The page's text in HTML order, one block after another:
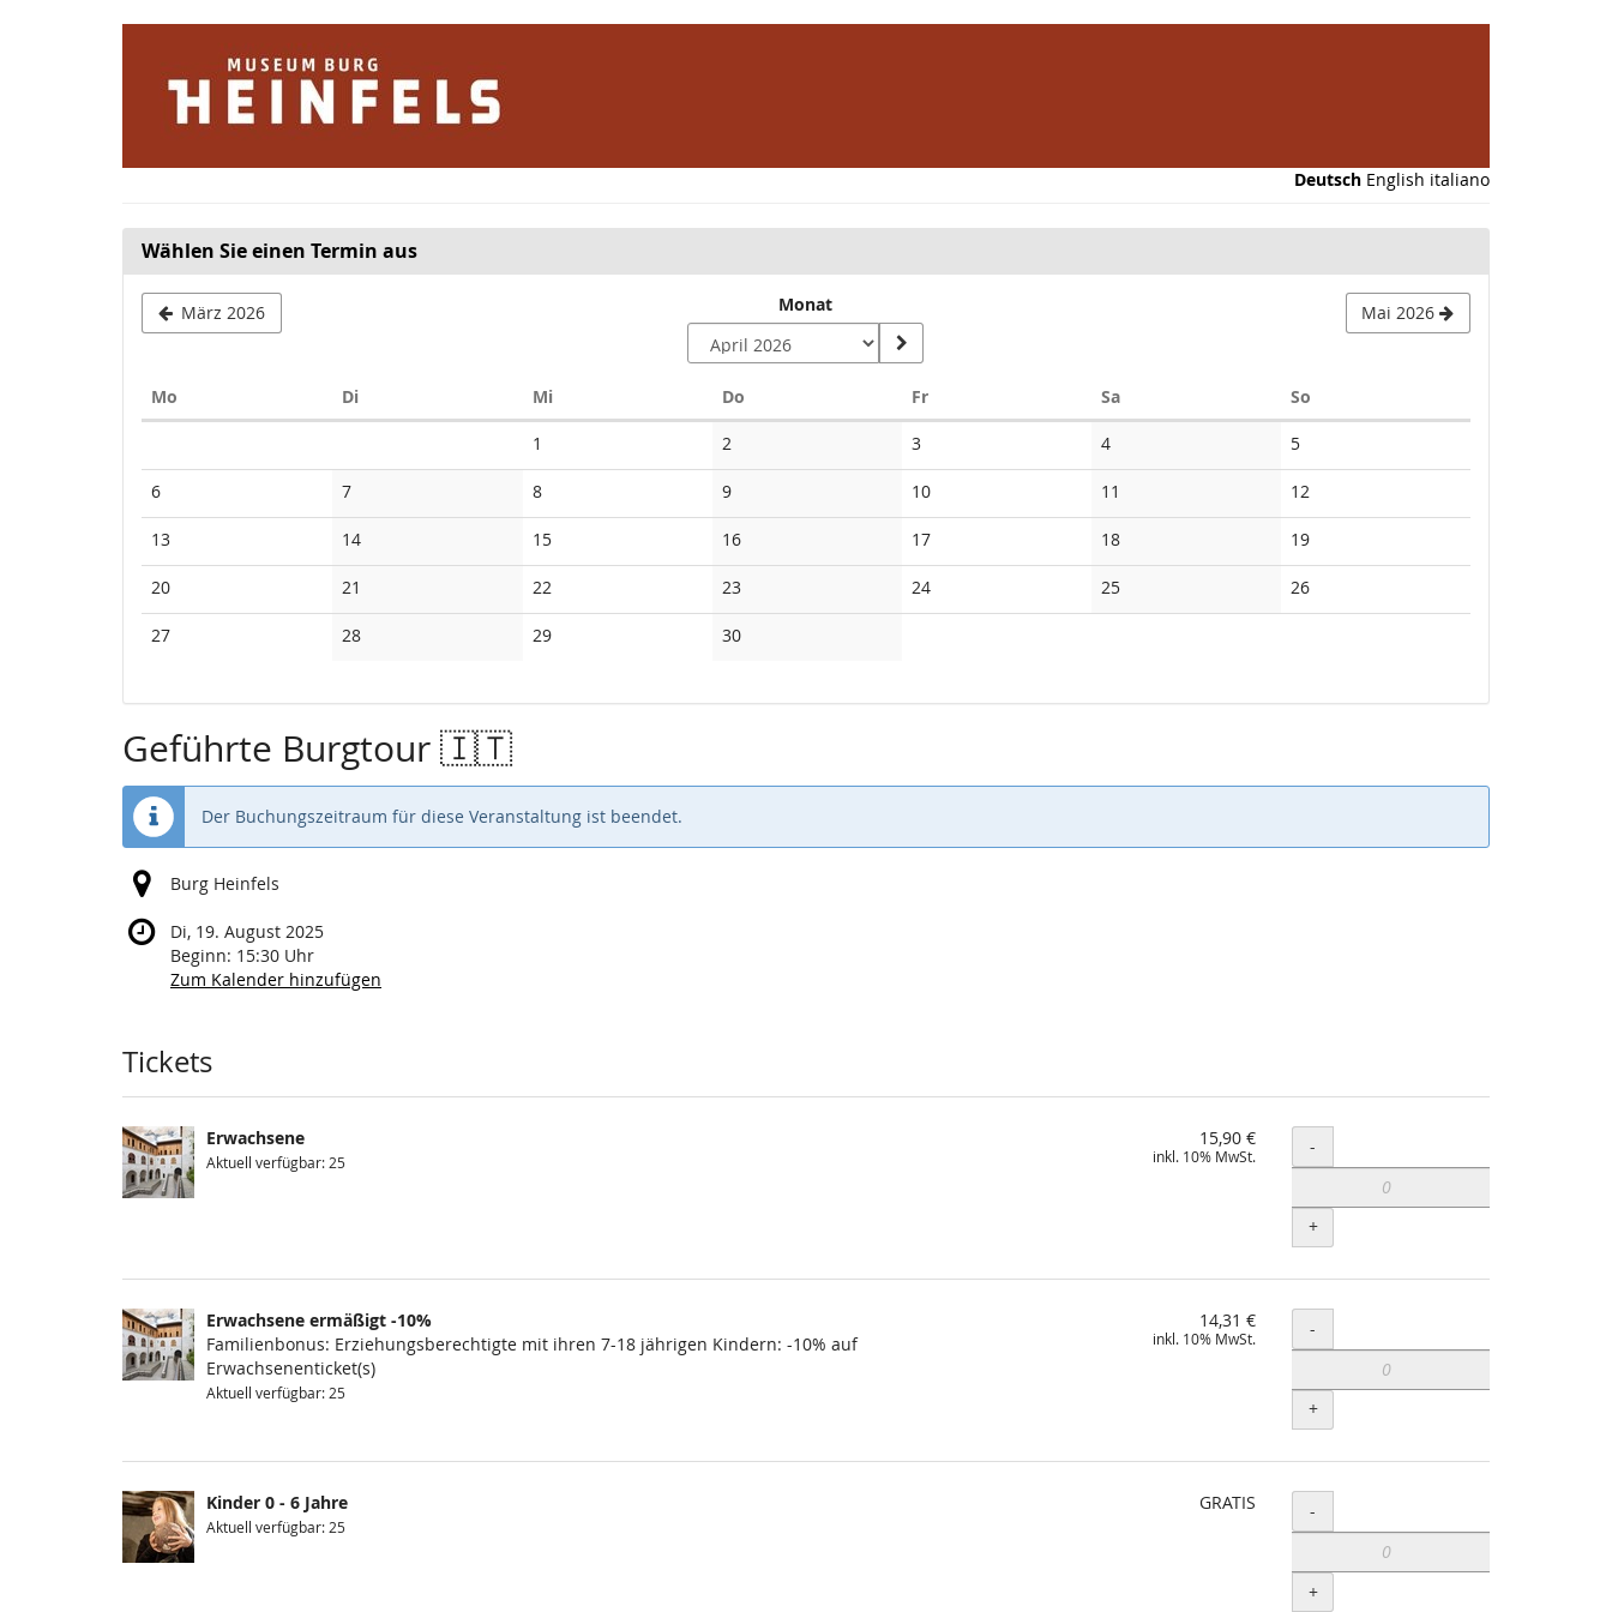
Deutsch English italiano
Wählen Sie einen Termin aus
März 2026 Monat Mai 2026
Mo DiDienstag MiMittwoch Do FrFreitag SaSamstag So
1
Veranstaltungen
2
Veranstaltungen
3Keine
Veranstaltungen
4Keine
Veranstaltungen
5Keine
Veranstaltungen
6Keine
Veranstaltungen
7Keine
Veranstaltungen
8Keine
Veranstaltungen
9Keine
Veranstaltungen
10Keine
Veranstaltungen
11
Veranstaltungen
12
Veranstaltungen
13Keine
Veranstaltungen
14Keine
Veranstaltungen
15Keine
Veranstaltungen
16Keine
Veranstaltungen
17Keine
Veranstaltungen
18Keine
Veranstaltungen
19Keine
Veranstaltungen
20Keine
Veranstaltungen
21
Veranstaltungen
22
Veranstaltungen
23Keine
Veranstaltungen
24Keine
Veranstaltungen
25Keine
Veranstaltungen
26Keine
Veranstaltungen
27Keine
28Keine
29Keine
30Keine
Geführte Burgtour 🇮🇹
Der Buchungszeitraum für diese Veranstaltung ist beendet.
Burg Heinfels
Di, 19. August 2025
Beginn: 15:30 Uhr
Zum Kalender hinzufügen
Produkte
Tickets
Erwachsene
Aktuell verfügbar: 25
15,90 €
inkl. 10% MwSt. Menge
-
+
Erwachsene ermäßigt -10%
Familienbonus: Erziehungsberechtigte mit ihren 7-18 jährigen Kindern: -10% auf
Erwachsenenticket(s)
Aktuell verfügbar: 25
14,31 €
inkl. 10% MwSt. Menge
-
+
Kinder 0 - 6 Jahre
Aktuell verfügbar: 25
GRATIS Menge
-
+